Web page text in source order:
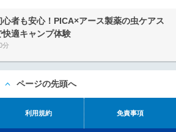
心者も安心！PICA×アース製薬の虫ケアス
快適キャンプ体験
分
ページの先頭へ
利用規約 免責事項